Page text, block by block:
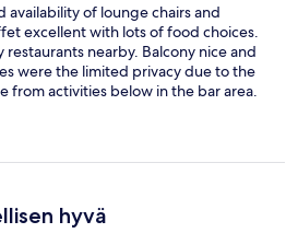
availability of lounge chairs and
excellent with lots of food choices.
nearby. Balcony nice and
were the limited privacy due to the
from activities below in the bar area.
hyvä